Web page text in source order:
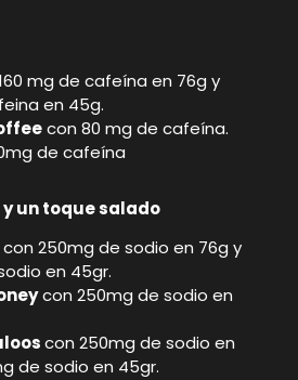
mg de cafeína en 76g y
en 45g.
con 80 mg de cafeína.
de cafeína
y un toque salado
con 250mg de sodio en 76g y
en 45gr.
con 250mg de sodio en
con 250mg de sodio en
de sodio en 45gr.